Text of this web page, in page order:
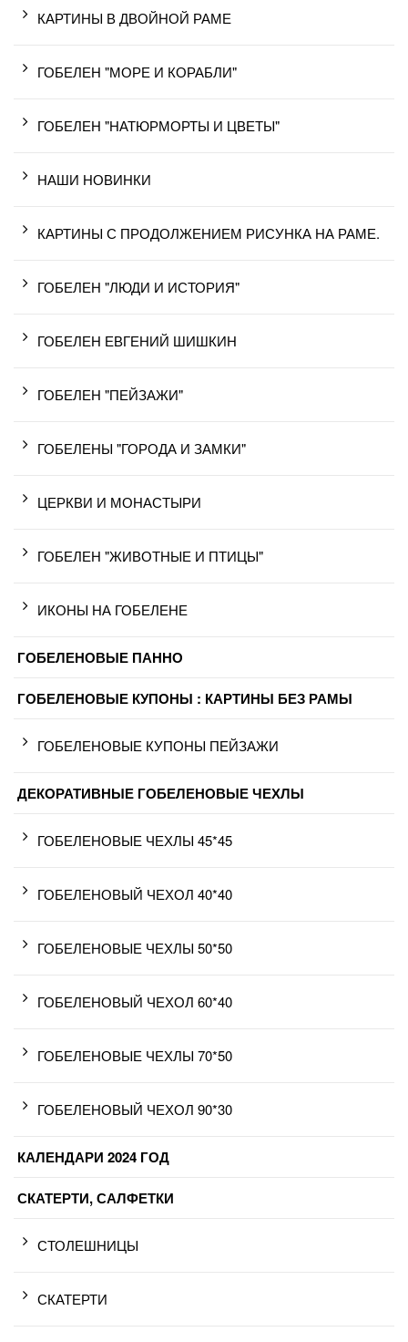
КАРТИНЫ В ДВОЙНОЙ РАМЕ
ГОБЕЛЕН "МОРЕ И КОРАБЛИ"
ГОБЕЛЕН "НАТЮРМОРТЫ И ЦВЕТЫ"
НАШИ НОВИНКИ
КАРТИНЫ С ПРОДОЛЖЕНИЕМ РИСУНКА НА РАМЕ.
ГОБЕЛЕН "ЛЮДИ И ИСТОРИЯ"
ГОБЕЛЕН ЕВГЕНИЙ ШИШКИН
ГОБЕЛЕН "ПЕЙЗАЖИ"
ГОБЕЛЕНЫ "ГОРОДА И ЗАМКИ"
ЦЕРКВИ И МОНАСТЫРИ
ГОБЕЛЕН "ЖИВОТНЫЕ И ПТИЦЫ"
ИКОНЫ НА ГОБЕЛЕНЕ
ГОБЕЛЕНОВЫЕ ПАННО
ГОБЕЛЕНОВЫЕ КУПОНЫ : КАРТИНЫ БЕЗ РАМЫ
ГОБЕЛЕНОВЫЕ КУПОНЫ ПЕЙЗАЖИ
ДЕКОРАТИВНЫЕ ГОБЕЛЕНОВЫЕ ЧЕХЛЫ
ГОБЕЛЕНОВЫЕ ЧЕХЛЫ 45*45
ГОБЕЛЕНОВЫЙ ЧЕХОЛ 40*40
ГОБЕЛЕНОВЫЕ ЧЕХЛЫ 50*50
ГОБЕЛЕНОВЫЙ ЧЕХОЛ 60*40
ГОБЕЛЕНОВЫЕ ЧЕХЛЫ 70*50
ГОБЕЛЕНОВЫЙ ЧЕХОЛ 90*30
КАЛЕНДАРИ 2024 ГОД
СКАТЕРТИ, САЛФЕТКИ
СТОЛЕШНИЦЫ
СКАТЕРТИ